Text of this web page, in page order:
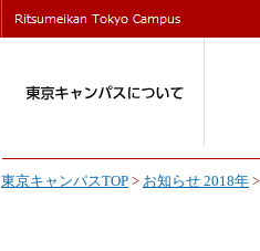
東京キャンパスTOP > お知らせ 2018年 >